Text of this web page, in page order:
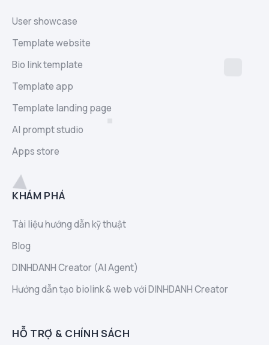
User showcase
Template website
Bio link template
Template app
Template landing page
AI prompt studio
Apps store
KHÁM PHÁ
Tài liệu hướng dẫn kỹ thuật
Blog
DINHDANH Creator (AI Agent)
Hướng dẫn tạo biolink & web với DINHDANH Creator
HỖ TRỢ & CHÍNH SÁCH